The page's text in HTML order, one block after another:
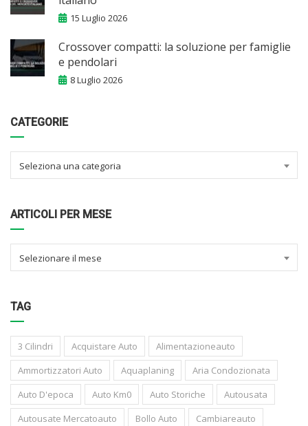
15 Luglio 2026
Crossover compatti: la soluzione per famiglie
e pendolari
8 Luglio 2026
CATEGORIE
Seleziona una categoria
ARTICOLI PER MESE
Selezionare il mese
TAG
3 Cilindri Acquistare Auto
Alimentazioneauto
Ammortizzatori Auto
Aquaplaning
Aria Condozionata
Auto D'epoca
Auto Km0 Auto Storiche
Autousata
Autousate Mercatoauto
Bollo Auto
Cambiareauto